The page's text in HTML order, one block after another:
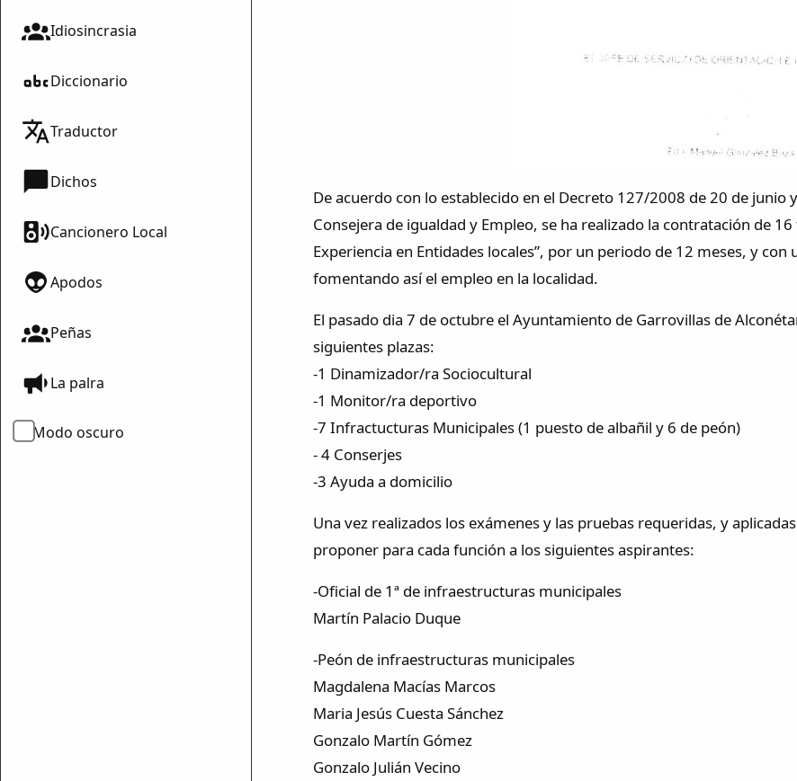
Idiosincrasia
Diccionario
Traductor
Dichos
Cancionero Local
Apodos
Peñas
La palra
Modo oscuro
De acuerdo con lo establecido en el Decreto 127/2008 de 20 de junio
Consejera de igualdad y Empleo, se ha realizado la contratación de
Experiencia en Entidades locales”, por un periodo de 12 meses, y
fomentando así el empleo en la localidad.
El pasado dia 7 de octubre el Ayuntamiento de Garrovillas de
siguientes plazas:
-1 Dinamizador/ra Sociocultural
-1 Monitor/ra deportivo
-7 Infractucturas Municipales (1 puesto de albañil y 6 de peón)
- 4 Conserjes
-3 Ayuda a domicilio
Una vez realizados los exámenes y las pruebas requeridas, y
proponer para cada función a los siguientes aspirantes:
-Oficial de 1ª de infraestructuras municipales
Martín Palacio Duque
-Peón de infraestructuras municipales
Magdalena Macías Marcos
Maria Jesús Cuesta Sánchez
Gonzalo Martín Gómez
Gonzalo Julián Vecino